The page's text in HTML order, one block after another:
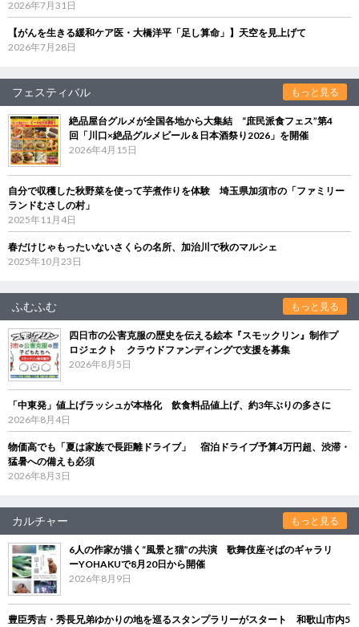
2026年7月31日
【がんを生きる緩和ケア医・大橋洋平「足し算命」】天空を見上げて
2026年7月28日
フェスティバル もっと見る
絶品屋台グルメが全国各地から大集結 “庶民派食フェス”第4
回「川口×絶品グルメビール＆日本酒祭り2026」を開催
2026年4月15日
自分で収穫した秋野菜を使って芋煮作りを体験 埼玉県加須市の「ファミリー
ランドむさしの村」
2025年11月4日
春だけじゃもったいないさくらの名所、加治川で秋のマルシェ
2025年10月23日
ふむふむ もっと見る
四日市の公害克服の歴史を伝える絵本『スモックリン』制作プ
ロジェクト クラウドファンディングで支援を募集
2026年8月5日
「中東発」値上げラッシュが本格化 飲食料品値上げ、約3年ぶりの多さに
2026年8月4日
物価高でも「夏は家族で長距離ドライブ」 宿泊ドライブ予算4万円超、渋滞・
猛暑への備えも必須
2026年8月3日
カルチャー もっと見る
6人の作家が描く“風景と猫”の共演 歌舞伎座そばのギャラリ
ーYOHAKUで8月20日から開催
2026年8月9日
豊臣秀吉・秀長兄弟ゆかりの地を巡るスタンプラリーがスタート 和歌山市内5